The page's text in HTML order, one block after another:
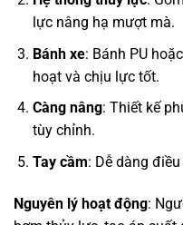
lực nâng hạ mượt mà.
Bánh xe: Bánh PU
hoạt và chịu lực tốt.
Càng nâng: Thiết kế
tùy chỉnh.
Tay cầm: Dễ dàng
Nguyên lý hoạt động: